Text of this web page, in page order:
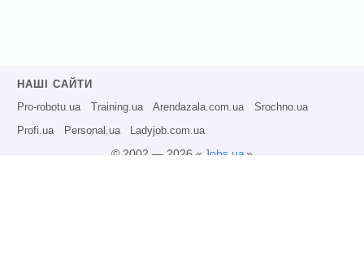
НАШІ САЙТИ
Pro-robotu.ua Training.ua Arendazala.com.ua Srochno.ua
Profi.ua Personal.ua Ladyjob.com.ua
© 2002 — 2026 « Jobs.ua»